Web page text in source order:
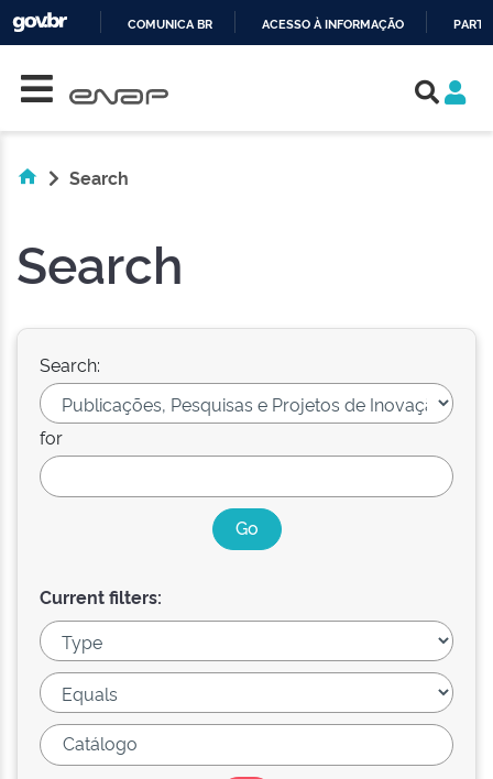
COMUNICA BR ACESSO À INFORMAÇÃO
Search
Search
Search:
for
Current filters: